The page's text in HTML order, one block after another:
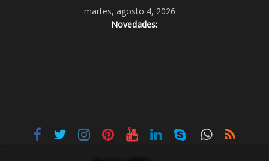
martes, agosto 4, 2026
Novedades: